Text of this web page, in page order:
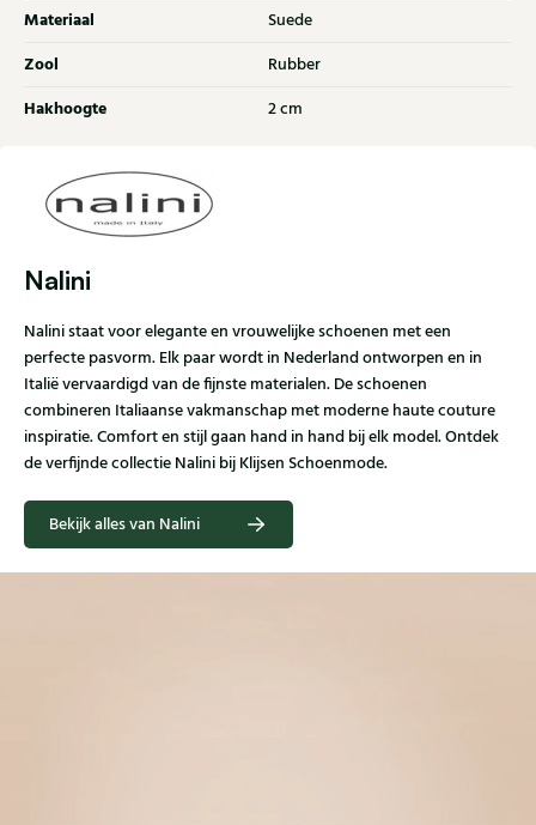
Materiaal Suede
Zool Rubber
Hakhoogte 2 cm
Nalini
Nalini staat voor elegante en vrouwelijke schoenen met een
perfecte pasvorm. Elk paar wordt in Nederland ontworpen en in
Italië vervaardigd van de fijnste materialen. De schoenen
combineren Italiaanse vakmanschap met moderne haute couture
inspiratie. Comfort en stijl gaan hand in hand bij elk model. Ontdek
de verfijnde collectie Nalini bij Klijsen Schoenmode.
Bekijk alles van Nalini